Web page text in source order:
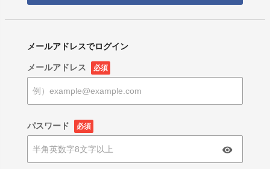
メールアドレスでログイン
メールアドレス 必須
パスワード 必須